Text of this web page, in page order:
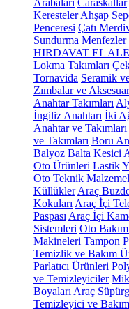
Arabaları Caraskallar
Keresteler Ahşap
Penceresi Çatı
Sundurma Menfezler
HIRDAVAT EL
Lokma Takımları
Tornavida Seramik
Zımbalar ve
Anahtar Takımları
İngiliz Anahtarı İki
Anahtar ve Takımları
ve Takımları Boru
Balyoz Balta Kesici
Oto Ürünleri Lastik
Oto Teknik
Küllükler Araç
Kokuları Araç İçi
Paspası Araç İçi
Sistemleri Oto
Makineleri Tampon
Temizlik ve Bakım
Parlatıcı Ürünleri
ve Temizleyiciler
Boyaları Araç
Temizleyici ve